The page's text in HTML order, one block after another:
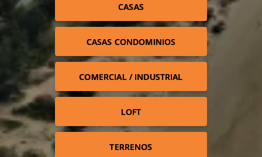
CASAS
CASAS CONDOMINIOS
COMERCIAL / INDUSTRIAL
LOFT
TERRENOS